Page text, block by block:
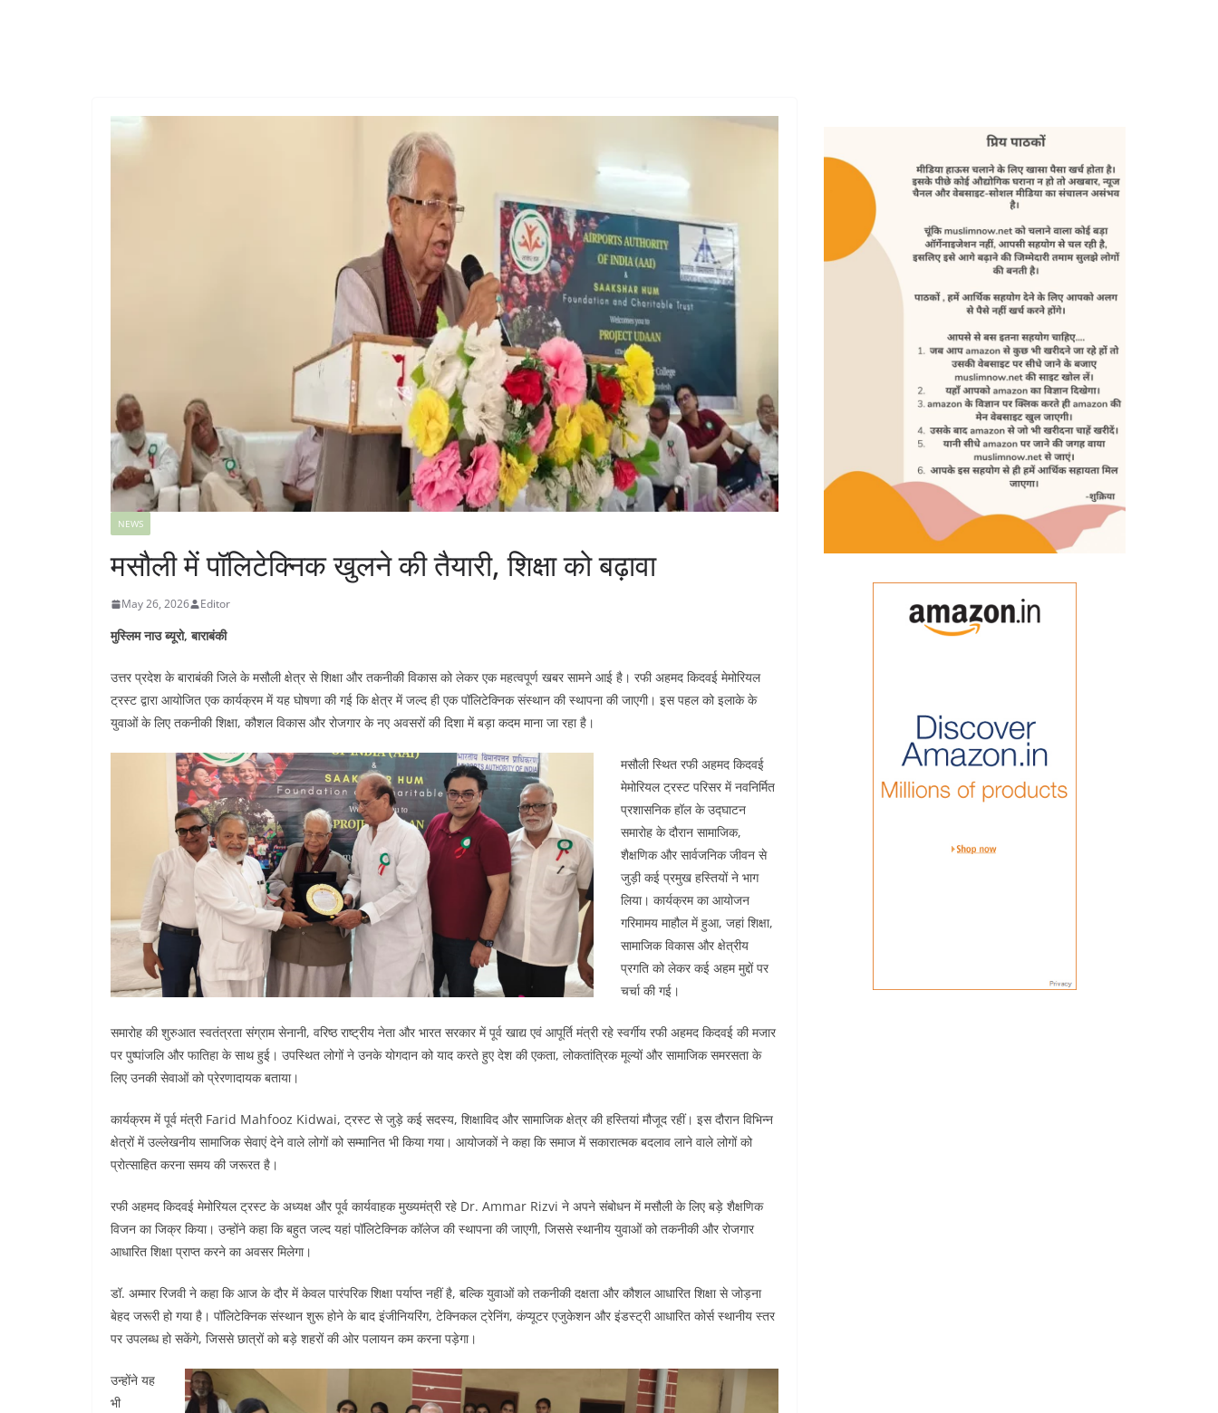
NEWS
मसौली में पॉलिटेक्निक खुलने की तैयारी, शिक्षा को बढ़ावा
May 26, 2026 Editor
मुस्लिम नाउ ब्यूरो, बाराबंकी
उत्तर प्रदेश के बाराबंकी जिले के मसौली क्षेत्र से शिक्षा और तकनीकी विकास को लेकर एक महत्वपूर्ण खबर सामने आई है। रफी अहमद किदवई मेमोरियल
ट्रस्ट द्वारा आयोजित एक कार्यक्रम में यह घोषणा की गई कि क्षेत्र में जल्द ही एक पॉलिटेक्निक संस्थान की स्थापना की जाएगी। इस पहल को इलाके के
युवाओं के लिए तकनीकी शिक्षा, कौशल विकास और रोजगार के नए अवसरों की दिशा में बड़ा कदम माना जा रहा है।
मसौली स्थित रफी अहमद किदवई
मेमोरियल ट्रस्ट परिसर में नवनिर्मित
प्रशासनिक हॉल के उद्घाटन
समारोह के दौरान सामाजिक,
शैक्षणिक और सार्वजनिक जीवन से
जुड़ी कई प्रमुख हस्तियों ने भाग
लिया। कार्यक्रम का आयोजन
गरिमामय माहौल में हुआ, जहां शिक्षा,
सामाजिक विकास और क्षेत्रीय
प्रगति को लेकर कई अहम मुद्दों पर
चर्चा की गई।
समारोह की शुरुआत स्वतंत्रता संग्राम सेनानी, वरिष्ठ राष्ट्रीय नेता और भारत सरकार में पूर्व खाद्य एवं आपूर्ति मंत्री रहे स्वर्गीय रफी अहमद किदवई की मजार
पर पुष्पांजलि और फातिहा के साथ हुई। उपस्थित लोगों ने उनके योगदान को याद करते हुए देश की एकता, लोकतांत्रिक मूल्यों और सामाजिक समरसता के
लिए उनकी सेवाओं को प्रेरणादायक बताया।
कार्यक्रम में पूर्व मंत्री Farid Mahfooz Kidwai, ट्रस्ट से जुड़े कई सदस्य, शिक्षाविद और सामाजिक क्षेत्र की हस्तियां मौजूद रहीं। इस दौरान विभिन्न
क्षेत्रों में उल्लेखनीय सामाजिक सेवाएं देने वाले लोगों को सम्मानित भी किया गया। आयोजकों ने कहा कि समाज में सकारात्मक बदलाव लाने वाले लोगों को
प्रोत्साहित करना समय की जरूरत है।
रफी अहमद किदवई मेमोरियल ट्रस्ट के अध्यक्ष और पूर्व कार्यवाहक मुख्यमंत्री रहे Dr. Ammar Rizvi ने अपने संबोधन में मसौली के लिए बड़े शैक्षणिक
विजन का जिक्र किया। उन्होंने कहा कि बहुत जल्द यहां पॉलिटेक्निक कॉलेज की स्थापना की जाएगी, जिससे स्थानीय युवाओं को तकनीकी और रोजगार
आधारित शिक्षा प्राप्त करने का अवसर मिलेगा।
डॉ. अम्मार रिजवी ने कहा कि आज के दौर में केवल पारंपरिक शिक्षा पर्याप्त नहीं है, बल्कि युवाओं को तकनीकी दक्षता और कौशल आधारित शिक्षा से जोड़ना
बेहद जरूरी हो गया है। पॉलिटेक्निक संस्थान शुरू होने के बाद इंजीनियरिंग, टेक्निकल ट्रेनिंग, कंप्यूटर एजुकेशन और इंडस्ट्री आधारित कोर्स स्थानीय स्तर
पर उपलब्ध हो सकेंगे, जिससे छात्रों को बड़े शहरों की ओर पलायन कम करना पड़ेगा।
उन्होंने यह
भी